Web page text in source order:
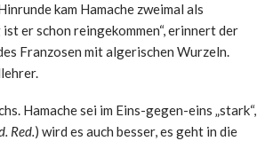
kam Hamache zweimal als
er schon reingekommen“, erinnert der
Franzosen mit algerischen Wurzeln.
Hamache sei im Eins-gegen-eins „stark“,
Red.) wird es auch besser, es geht in die